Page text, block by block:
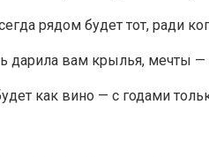
рядом будет тот, ради
вам крылья, мечты —
как вино — с годами